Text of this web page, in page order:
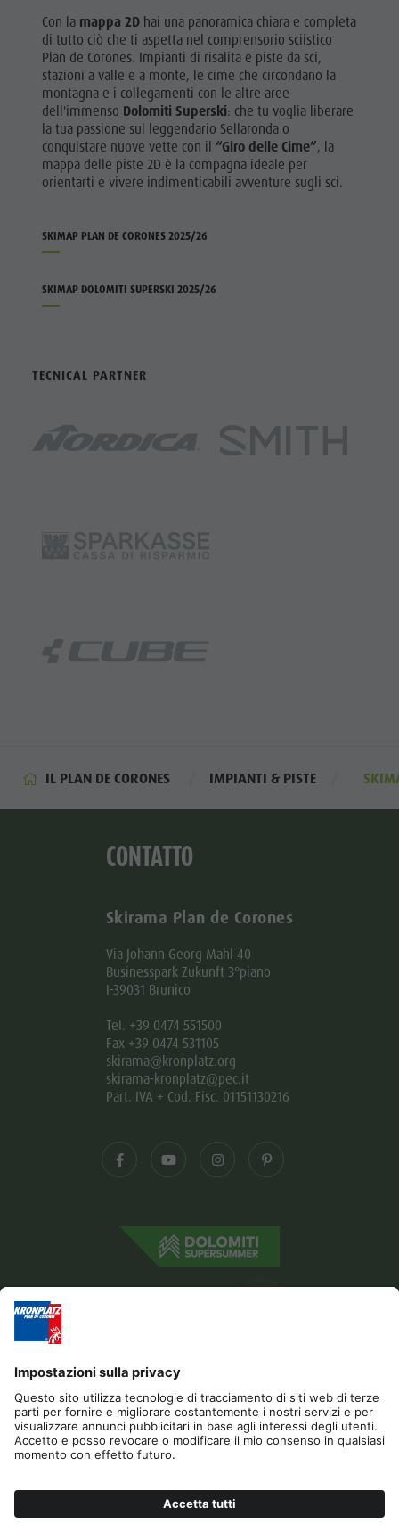
Con la mappa 2D hai una panoramica chiara e completa
di tutto ciò che ti aspetta nel comprensorio sciistico
Plan de Corones. Impianti di risalita e piste da sci,
stazioni a valle e a monte, le cime che circondano la
montagna e i collegamenti con le altre aree
dell'immenso Dolomiti Superski: che tu voglia liberare
la tua passione sul leggendario Sellaronda o
conquistare nuove vette con il “Giro delle Cime”, la
mappa delle piste 2D è la compagna ideale per
orientarti e vivere indimenticabili avventure sugli sci.
SKIMAP PLAN DE CORONES 2025/26
SKIMAP DOLOMITI SUPERSKI 2025/26
TECNICAL PARTNER
IL PLAN DE CORONES IMPIANTI & PISTE
CONTATTO
Skirama Plan de Corones
Via Johann Georg Mahl 40
Businesspark Zukunft 3°piano
I-39031 Brunico
Tel. +39 0474 551500
Fax +39 0474 531105
skirama@kronplatz.org
skirama-kronplatz@pec.it
Part. IVA + Cod. Fisc. 01151130216
Editoria Privacy Dichiarazione di accessibilità